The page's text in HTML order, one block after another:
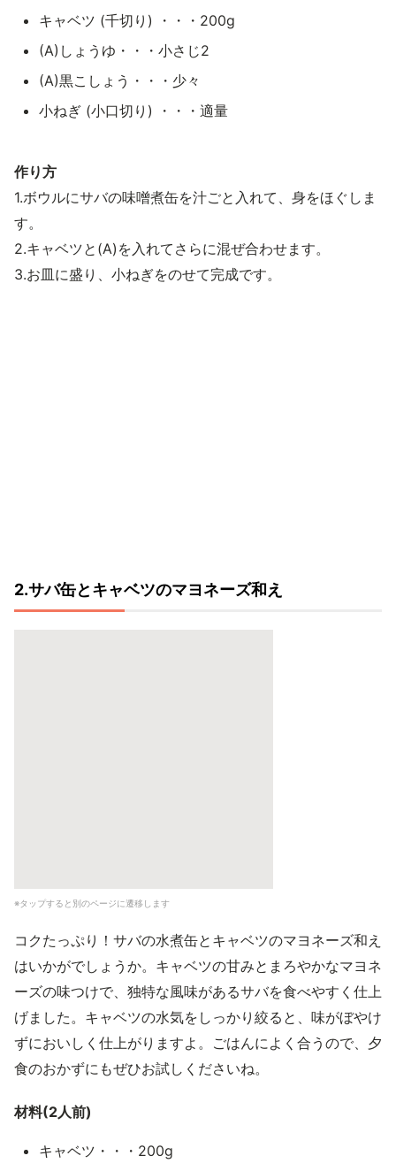
キャベツ (千切り) ・・・200g
(A)しょうゆ・・・小さじ2
(A)黒こしょう・・・少々
小ねぎ (小口切り) ・・・適量
作り方
1.ボウルにサバの味噌煮缶を汁ごと入れて、身をほぐしま
す。
2.キャベツと(A)を入れてさらに混ぜ合わせます。
3.お皿に盛り、小ねぎをのせて完成です。
2.サバ缶とキャベツのマヨネーズ和え
※タップすると別のページに遷移します
コクたっぷり！サバの水煮缶とキャベツのマヨネーズ和え
はいかがでしょうか。キャベツの甘みとまろやかなマヨネ
ーズの味つけで、独特な風味があるサバを食べやすく仕上
げました。キャベツの水気をしっかり絞ると、味がぼやけ
ずにおいしく仕上がりますよ。ごはんによく合うので、夕
食のおかずにもぜひお試しくださいね。
材料(2人前)
キャベツ・・・200g